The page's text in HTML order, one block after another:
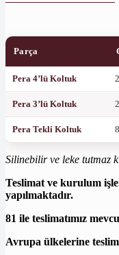
Parça
Pera 4’lü Koltuk
Pera 3’lü Koltuk
Pera Tekli Koltuk
Silinebilir ve leke tutmaz
Teslimat ve kurulum
yapılmaktadır.
81 ile teslimatımız
Avrupa ülkelerine